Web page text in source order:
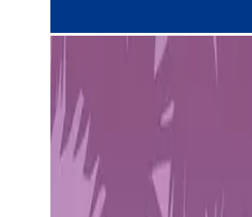
In einer sich schnell entwickelnden Gaming-
die darauf abzielen, Spieleentwickler zu
Aspekten wie Datenschutz, Datenanalyse